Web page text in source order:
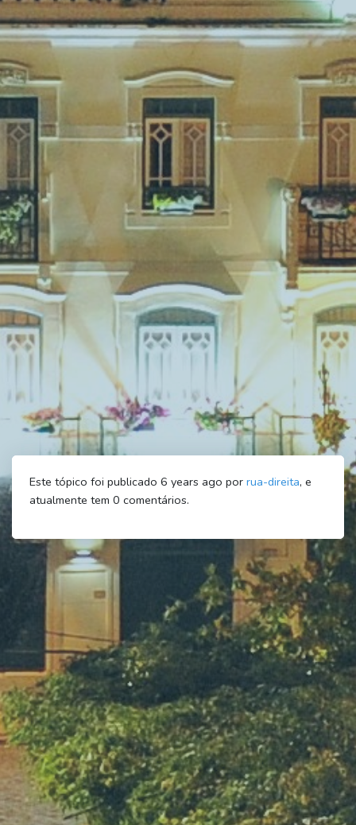
Este tópico foi publicado 6 years ago por rua-direita, e
atualmente tem 0 comentários.